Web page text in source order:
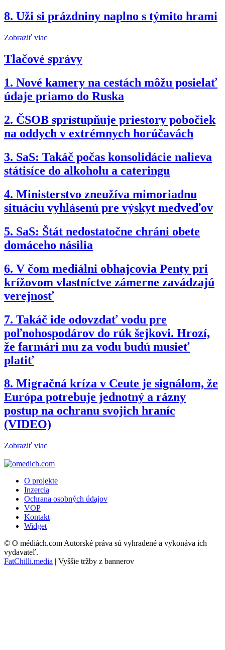
8. Uži si prázdniny naplno s týmito hrami
Zobraziť viac
Tlačové správy
1. Nové kamery na cestách môžu posielať
údaje priamo do Ruska
2. ČSOB sprístupňuje priestory pobočiek
na oddych v extrémnych horúčavách
3. SaS: Takáč počas konsolidácie nalieva
státisíce do alkoholu a cateringu
4. Ministerstvo zneužíva mimoriadnu
situáciu vyhlásenú pre výskyt medveďov
5. SaS: Štát nedostatočne chráni obete
domáceho násilia
6. V čom mediálni obhajcovia Penty pri
krížovom vlastníctve zámerne zavádzajú
verejnosť
7. Takáč ide odovzdať vodu pre
poľnohospodárov do rúk šejkovi. Hrozí,
že farmári mu za vodu budú musieť
platiť
8. Migračná kríza v Ceute je signálom, že
Európa potrebuje jednotný a rázny
postup na ochranu svojich hraníc
(VIDEO)
Zobraziť viac
O projekte
Inzercia
Ochrana osobných údajov
VOP
Kontakt
Widget
© O médiách.com Autorské práva sú vyhradené a vykonáva ich
vydavateľ.
FatChilli.media | Vyššie tržby z bannerov